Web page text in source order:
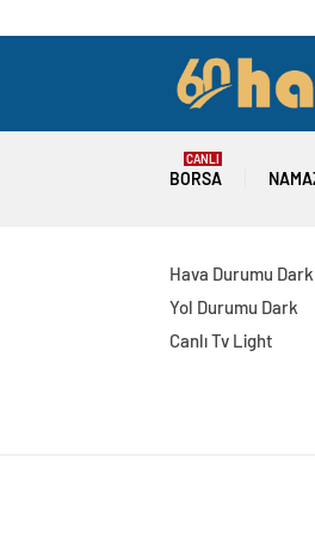
BORSA
CANLI
Hava Durumu Dark
Yol Durumu Dark
Canlı Tv Light